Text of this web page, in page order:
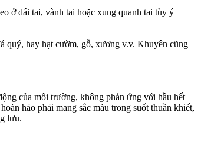
ở dái tai, vành tai hoặc xung quanh tai tùy ý
quý, hay hạt cườm, gỗ, xương v.v. Khuyên cũng
của môi trường, không phản ứng với hầu hết
hảo phải mang sắc màu trong suốt thuần khiết,
lưu.